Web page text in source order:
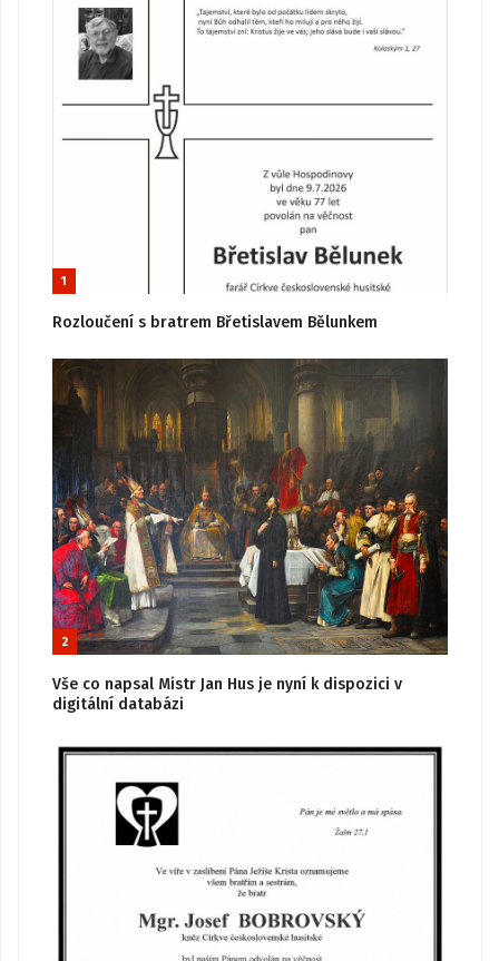
1
Rozloučení s bratrem Břetislavem Bělunkem
2
Vše co napsal Mistr Jan Hus je nyní k dispozici v
digitální databázi